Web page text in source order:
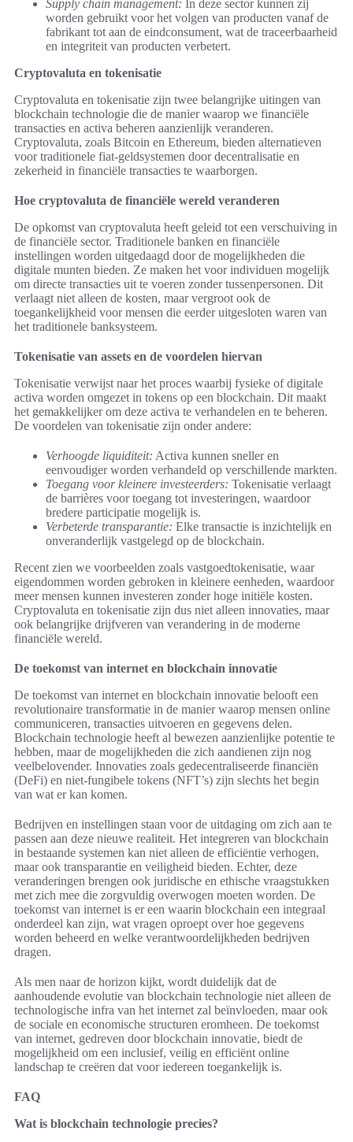
Supply chain management: In deze sector kunnen zij
worden gebruikt voor het volgen van producten vanaf de
fabrikant tot aan de eindconsument, wat de traceerbaarheid
en integriteit van producten verbetert.
Cryptovaluta en tokenisatie
Cryptovaluta en tokenisatie zijn twee belangrijke uitingen van
blockchain technologie die de manier waarop we financiële
transacties en activa beheren aanzienlijk veranderen.
Cryptovaluta, zoals Bitcoin en Ethereum, bieden alternatieven
voor traditionele fiat-geldsystemen door decentralisatie en
zekerheid in financiële transacties te waarborgen.
Hoe cryptovaluta de financiële wereld veranderen
De opkomst van cryptovaluta heeft geleid tot een verschuiving in
de financiële sector. Traditionele banken en financiële
instellingen worden uitgedaagd door de mogelijkheden die
digitale munten bieden. Ze maken het voor individuen mogelijk
om directe transacties uit te voeren zonder tussenpersonen. Dit
verlaagt niet alleen de kosten, maar vergroot ook de
toegankelijkheid voor mensen die eerder uitgesloten waren van
het traditionele banksysteem.
Tokenisatie van assets en de voordelen hiervan
Tokenisatie verwijst naar het proces waarbij fysieke of digitale
activa worden omgezet in tokens op een blockchain. Dit maakt
het gemakkelijker om deze activa te verhandelen en te beheren.
De voordelen van tokenisatie zijn onder andere:
Verhoogde liquiditeit: Activa kunnen sneller en
eenvoudiger worden verhandeld op verschillende markten.
Toegang voor kleinere investeerders: Tokenisatie verlaagt
de barrières voor toegang tot investeringen, waardoor
bredere participatie mogelijk is.
Verbeterde transparantie: Elke transactie is inzichtelijk en
onveranderlijk vastgelegd op de blockchain.
Recent zien we voorbeelden zoals vastgoedtokenisatie, waar
eigendommen worden gebroken in kleinere eenheden, waardoor
meer mensen kunnen investeren zonder hoge initiële kosten.
Cryptovaluta en tokenisatie zijn dus niet alleen innovaties, maar
ook belangrijke drijfveren van verandering in de moderne
financiële wereld.
De toekomst van internet en blockchain innovatie
De toekomst van internet en blockchain innovatie belooft een
revolutionaire transformatie in de manier waarop mensen online
communiceren, transacties uitvoeren en gegevens delen.
Blockchain technologie heeft al bewezen aanzienlijke potentie te
hebben, maar de mogelijkheden die zich aandienen zijn nog
veelbelovender. Innovaties zoals gedecentraliseerde financiën
(DeFi) en niet-fungibele tokens (NFT’s) zijn slechts het begin
van wat er kan komen.
Bedrijven en instellingen staan voor de uitdaging om zich aan te
passen aan deze nieuwe realiteit. Het integreren van blockchain
in bestaande systemen kan niet alleen de efficiëntie verhogen,
maar ook transparantie en veiligheid bieden. Echter, deze
veranderingen brengen ook juridische en ethische vraagstukken
met zich mee die zorgvuldig overwogen moeten worden. De
toekomst van internet is er een waarin blockchain een integraal
onderdeel kan zijn, wat vragen oproept over hoe gegevens
worden beheerd en welke verantwoordelijkheden bedrijven
dragen.
Als men naar de horizon kijkt, wordt duidelijk dat de
aanhoudende evolutie van blockchain technologie niet alleen de
technologische infra van het internet zal beïnvloeden, maar ook
de sociale en economische structuren eromheen. De toekomst
van internet, gedreven door blockchain innovatie, biedt de
mogelijkheid om een inclusief, veilig en efficiënt online
landschap te creëren dat voor iedereen toegankelijk is.
FAQ
Wat is blockchain technologie precies?